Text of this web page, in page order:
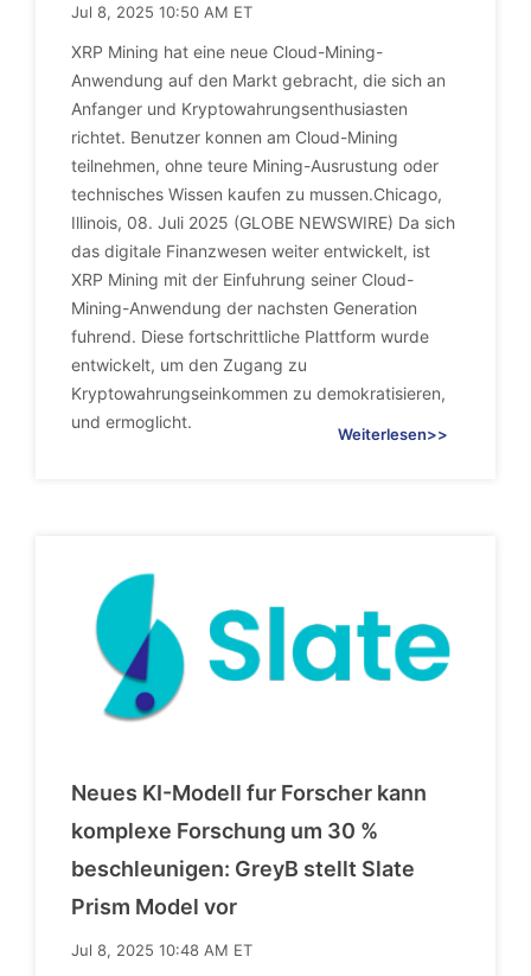
Jul 8, 2025 10:50 AM ET
XRP Mining hat eine neue Cloud-Mining-
Anwendung auf den Markt gebracht, die sich an
Anfanger und Kryptowahrungsenthusiasten
richtet. Benutzer konnen am Cloud-Mining
teilnehmen, ohne teure Mining-Ausrustung oder
technisches Wissen kaufen zu mussen.Chicago,
Illinois, 08. Juli 2025 (GLOBE NEWSWIRE) Da sich
das digitale Finanzwesen weiter entwickelt, ist
XRP Mining mit der Einfuhrung seiner Cloud-
Mining-Anwendung der nachsten Generation
fuhrend. Diese fortschrittliche Plattform wurde
entwickelt, um den Zugang zu
Kryptowahrungseinkommen zu demokratisieren,
und ermoglicht.
Weiterlesen>>
Neues KI-Modell fur Forscher kann
komplexe Forschung um 30 %
beschleunigen: GreyB stellt Slate
Prism Model vor
Jul 8, 2025 10:48 AM ET